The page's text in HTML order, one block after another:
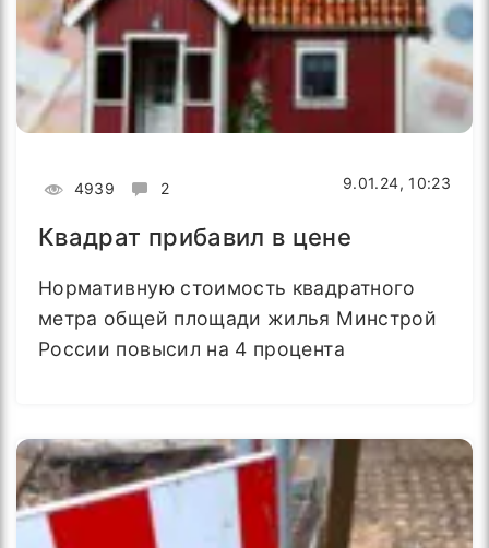
4939 2 9.01.24, 10:23
Квадрат прибавил в цене
Нормативную стоимость квадратного
метра общей площади жилья Минстрой
России повысил на 4 процента